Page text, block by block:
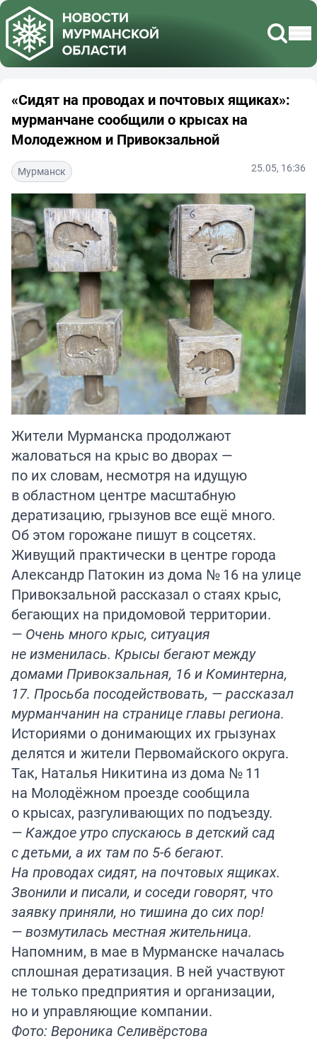
«Сидят на проводах и почтовых ящиках»:
мурманчане сообщили о крысах на
Молодежном и Привокзальной
Мурманск 25.05, 16:36
Жители Мурманска продолжают
жаловаться на крыс во дворах —
по их словам, несмотря на идущую
в областном центре масштабную
дератизацию, грызунов все ещё много.
Об этом горожане пишут в соцсетях.
Живущий практически в центре города
Александр Патокин из дома № 16 на улице
Привокзальной рассказал о стаях крыс,
бегающих на придомовой территории.
— Очень много крыс, ситуация
не изменилась. Крысы бегают между
домами Привокзальная, 16 и Коминтерна,
17. Просьба посодействовать, — рассказал
мурманчанин на странице главы региона.
Историями о донимающих их грызунах
делятся и жители Первомайского округа.
Так, Наталья Никитина из дома № 11
на Молодёжном проезде сообщила
о крысах, разгуливающих по подъезду.
— Каждое утро спускаюсь в детский сад
с детьми, а их там по 5-6 бегают.
На проводах сидят, на почтовых ящиках.
Звонили и писали, и соседи говорят, что
заявку приняли, но тишина до сих пор!
— возмутилась местная жительница.
Напомним, в мае в Мурманске началась
сплошная дератизация. В ней участвуют
не только предприятия и организации,
но и управляющие компании.
Фото: Вероника Селивёрстова